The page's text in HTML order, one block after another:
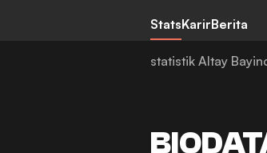
StatsKarirBerita
statistik Altay